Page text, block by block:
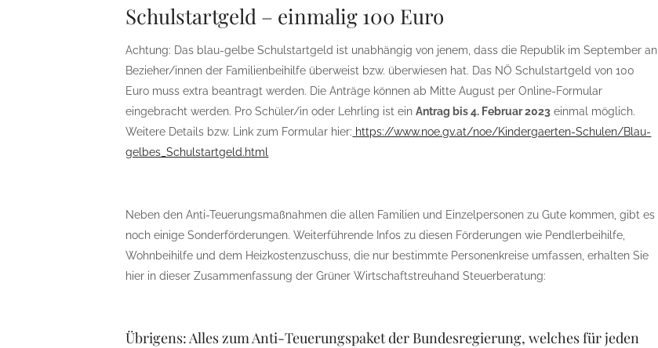
Schulstartgeld – einmalig 100 Euro
Achtung: Das blau-gelbe Schulstartgeld ist unabhängig von jenem, dass die Republik im September an
Bezieher/innen der Familienbeihilfe überweist bzw. überwiesen hat. Das NÖ Schulstartgeld von 100
Euro muss extra beantragt werden. Die Anträge können ab Mitte August per Online-Formular
eingebracht werden. Pro Schüler/in oder Lehrling ist einAntrag bis 4. Februar 2023 einmal möglich.
Weitere Details bzw. Link zum Formular hier: https://www.noe.gv.at/noe/Kindergaerten-Schulen/Blau-
gelbes_Schulstartgeld.html
Neben den Anti-Teuerungsmaßnahmen die allen Familien und Einzelpersonen zu Gute kommen, gibt es
noch einige Sonderförderungen. Weiterführende Infos zu diesen Förderungen wie Pendlerbeihilfe,
Wohnbeihilfe und dem Heizkostenzuschuss, die nur bestimmte Personenkreise umfassen, erhalten Sie
hier in dieser Zusammenfassung der Grüner Wirtschaftstreuhand Steuerberatung:
Übrigens: Alles zum Anti-Teuerungspaket der Bundesregierung, welches für jeden